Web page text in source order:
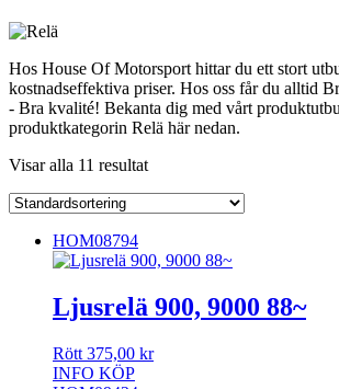
Hos House Of Motorsport hittar du ett stort
kostnadseffektiva priser. Hos oss får du alltid
- Bra kvalité! Bekanta dig med vårt
produktkategorin Relä här nedan.
Visar alla 11 resultat
HOM08794
Ljusrelä 900, 9000 88~
Rött 375,00 kr
INFO KÖP